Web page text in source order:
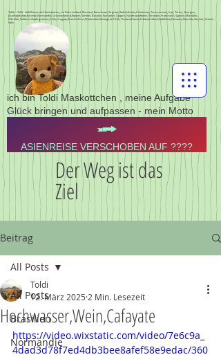
ich bin Toldi Maskottchen , meine Aufgabe
Glück bringen und aufpassen - mein Motto
Toldis - Toldi - toldi Reisen nach Zentralasien, via Polen Lettland, Russland, Kasachstan, Kirgistan,Tadschikistan,Usbekistan, Turkmenistan, Iran, Türkei, Georgien,
Aserbajdschan,Pyrenän,Normandie, Griechenland, Albanien, Serbien, Bosnien, Rumänien, Ungarn, Nordmazedonien, Pyrenäen, Frankreich, Spanien, Marokko,
Gibraltar,Südamerika,Argentinien,Chile,Uruguay,Buenos Aires,Montevideo,Santiago de Chile, Finnland,Litauen,Estland,Lettland,Südafrika,Botswana,Namibia,Sambia, Victoria
Falls,
ASIENREISE VERSCHOBEN AUF ????
Der Weg ist das
Ziel
Beitrag
All Posts
Brasilien
Normandie
All Posts
Hochwasser,Wein,Cafayate
Toldi
12. März 2025 2 Min. Lesezeit
https://video.wixstatic.com/video/7e6c9a_
4dad3d78f7ed4db3bee8afef58e9edac/360